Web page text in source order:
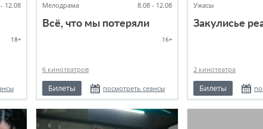
12.08
18+
Мелодрама 8.08 - 12.08
Всё, что мы потеряли
16+
6 кинотеатров
Билеты посмотреть сеансы
Ужасы
Закулисье
2 кинотеатра
Билеты